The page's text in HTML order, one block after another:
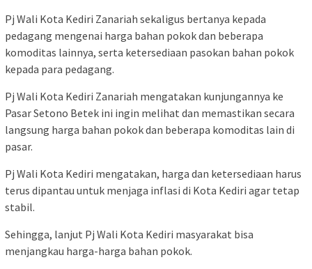
Pj Wali Kota Kediri Zanariah sekaligus bertanya kepada
pedagang mengenai harga bahan pokok dan beberapa
komoditas lainnya, serta ketersediaan pasokan bahan pokok
kepada para pedagang.
Pj Wali Kota Kediri Zanariah mengatakan kunjungannya ke
Pasar Setono Betek ini ingin melihat dan memastikan secara
langsung harga bahan pokok dan beberapa komoditas lain di
pasar.
Pj Wali Kota Kediri mengatakan, harga dan ketersediaan harus
terus dipantau untuk menjaga inflasi di Kota Kediri agar tetap
stabil.
Sehingga, lanjut Pj Wali Kota Kediri masyarakat bisa
menjangkau harga-harga bahan pokok.